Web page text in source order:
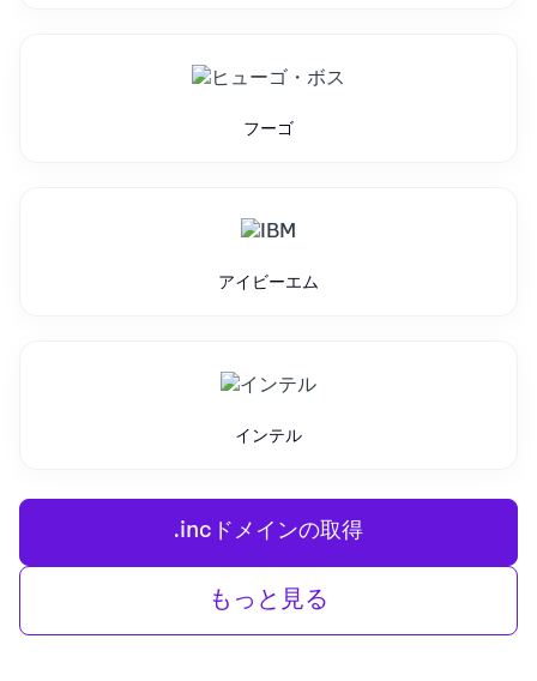
フーゴ
アイビーエム
インテル
.incドメインの取得
もっと見る